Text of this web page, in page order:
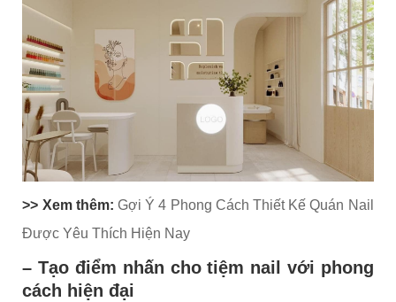
>> Xem thêm: Gợi Ý 4 Phong Cách Thiết Kế Quán Nail
Được Yêu Thích Hiện Nay
– Tạo điểm nhấn cho tiệm nail với phong
cách hiện đại